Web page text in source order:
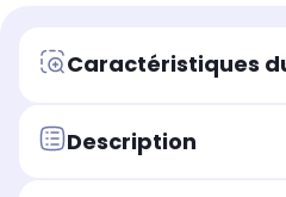
Temps de réponse
1 ms
Oui
1
Caractéristiques
Description